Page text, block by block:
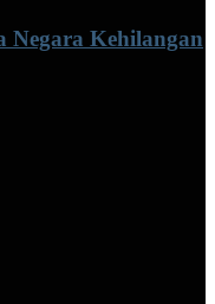
Negara Kehilangan